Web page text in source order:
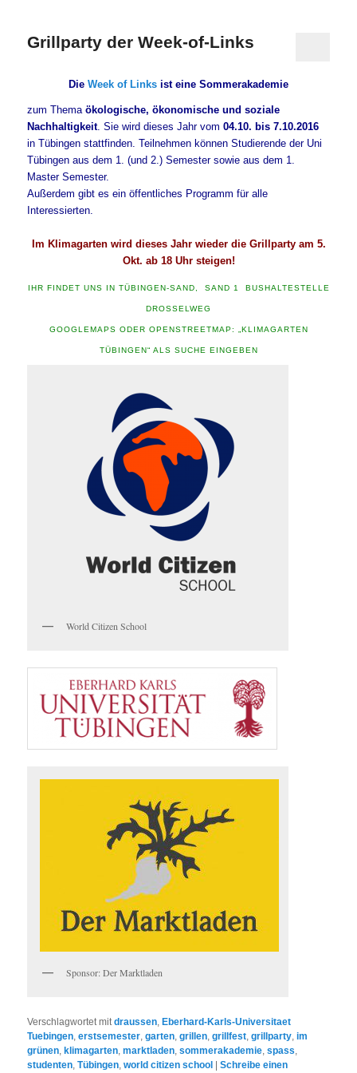
Grillparty der Week-of-Links
Die Week of Links ist eine Sommerakademie
zum Thema ökologische, ökonomische und soziale
Nachhaltigkeit. Sie wird dieses Jahr vom 04.10. bis 7.10.2016
in Tübingen stattfinden. Teilnehmen können Studierende der Uni
Tübingen aus dem 1. (und 2.) Semester sowie aus dem 1.
Master Semester.
Außerdem gibt es ein öffentliches Programm für alle
Interessierten.
Im Klimagarten wird dieses Jahr wieder die Grillparty am 5.
Okt. ab 18 Uhr steigen!
IHR FINDET UNS IN TÜBINGEN-SAND, SAND 1 BUSHALTESTELLE
DROSSELWEG
GOOGLEMAPS ODER OPENSTREETMAP: „KLIMAGARTEN
TÜBINGEN“ ALS SUCHE EINGEBEN
World Citizen School
Sponsor: Der Marktladen
Verschlagwortet mit draussen ,Eberhard-Karls-Universitaet
Tuebingen ,erstsemester ,garten ,grillen ,grillfest ,grillparty ,im
grünen ,klimagarten ,marktladen ,sommerakademie ,spass
studenten ,Tübingen ,world citizen school |Schreibe einen